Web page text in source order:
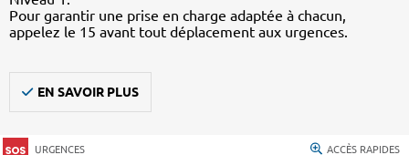
Pour garantir une prise en charge adaptée à chacun,
appelez le 15 avant tout déplacement aux urgences.
EN SAVOIR PLUS
URGENCES ACCÈS RAPIDES